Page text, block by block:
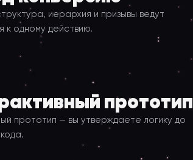
иерархия и призывы ведут
к одному действию.
прототип
прототип — вы утверждаете логику до